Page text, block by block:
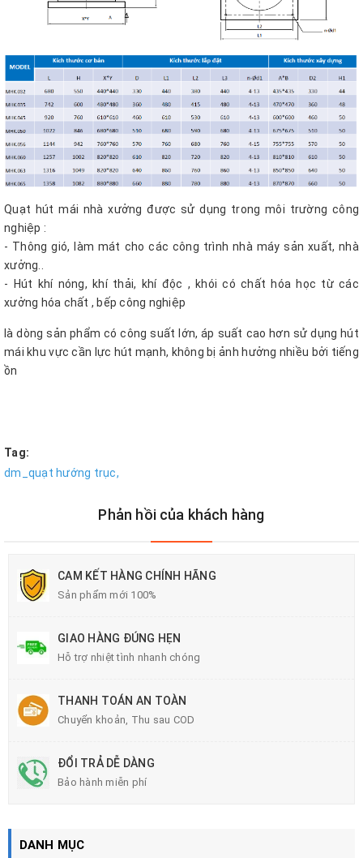
Quạt hút mái nhà xưởng được sử dụng trong môi trường công
nghiệp :
- Thông gió, làm mát cho các công trình nhà máy sản xuất, nhà
xưởng..
- Hút khí nóng, khí thải, khí độc , khói có chất hóa học từ các
xưởng hóa chất , bếp công nghiệp
là dòng sản phẩm có công suất lớn, áp suất cao hơn sử dụng hút
mái khu vực cần lực hút mạnh, không bị ảnh hưởng nhiều bởi tiếng
ồn
Tag:
dm_quạt hướng trục,
Phản hồi của khách hàng
CAM KẾT HÀNG CHÍNH HÃNG
Sản phẩm mới 100%
GIAO HÀNG ĐÚNG HẸN
Hỗ trợ nhiệt tình nhanh chóng
THANH TOÁN AN TOÀN
Chuyển khoản, Thu sau COD
ĐỔI TRẢ DỄ DÀNG
Bảo hành miễn phí
DANH MỤC